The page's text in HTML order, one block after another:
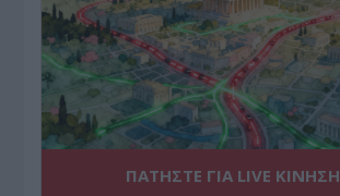
ΠΑΤΗΣΤΕ ΓΙΑ LIVE ΚΙΝΗΣΗ